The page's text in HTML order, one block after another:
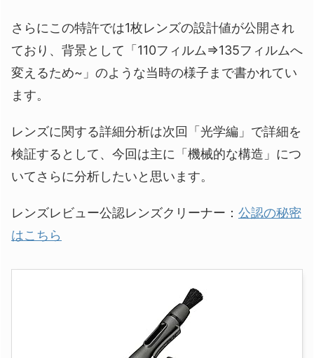
さらにこの特許では1枚レンズの設計値が公開され
ており、背景として「110フィルム⇒135フィルムへ
変えるため~」のような当時の様子まで書かれてい
ます。
レンズに関する詳細分析は次回「光学編」で詳細を
検証するとして、今回は主に「機械的な構造」につ
いてさらに分析したいと思います。
レンズレビュー公認レンズクリーナー： 公認の秘密
はこちら